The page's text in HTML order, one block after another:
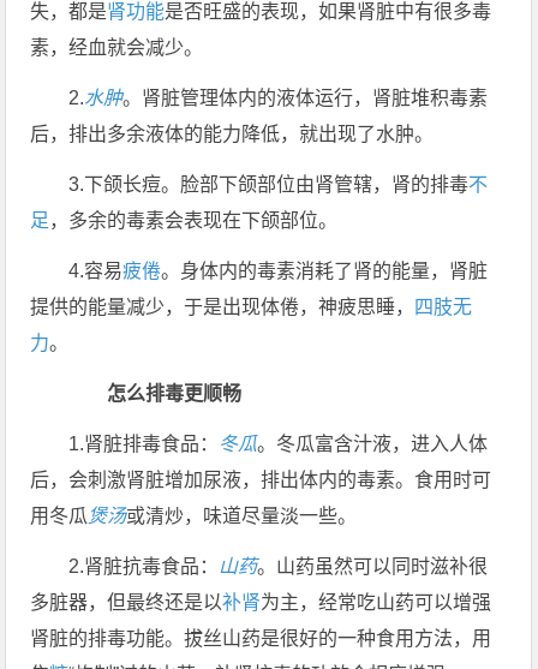
失，都是肾功能是否旺盛的表现，如果肾脏中有很多毒
素，经血就会减少。
2.水肿。肾脏管理体内的液体运行，肾脏堆积毒素
后，排出多余液体的能力降低，就出现了水肿。
3.下颌长痘。脸部下颌部位由肾管辖，肾的排毒不
足 ，多余的毒素会表现在下颌部位。
4.容易疲倦。身体内的毒素消耗了肾的能量，肾脏
提供的能量减少，于是出现体倦，神疲思睡， 四肢无
力。
怎么排毒更顺畅
1.肾脏排毒食品： 冬瓜。冬瓜富含汁液，进入人体
后，会刺激肾脏增加尿液，排出体内的毒素。食用时可
用冬瓜 煲汤或清炒，味道尽量淡一些。
2.肾脏抗毒食品： 山药。山药虽然可以同时滋补很
多脏器，但最终还是以补肾为主，经常吃山药可以增强
肾脏的排毒功能。拔丝山药是很好的一种食用方法，用